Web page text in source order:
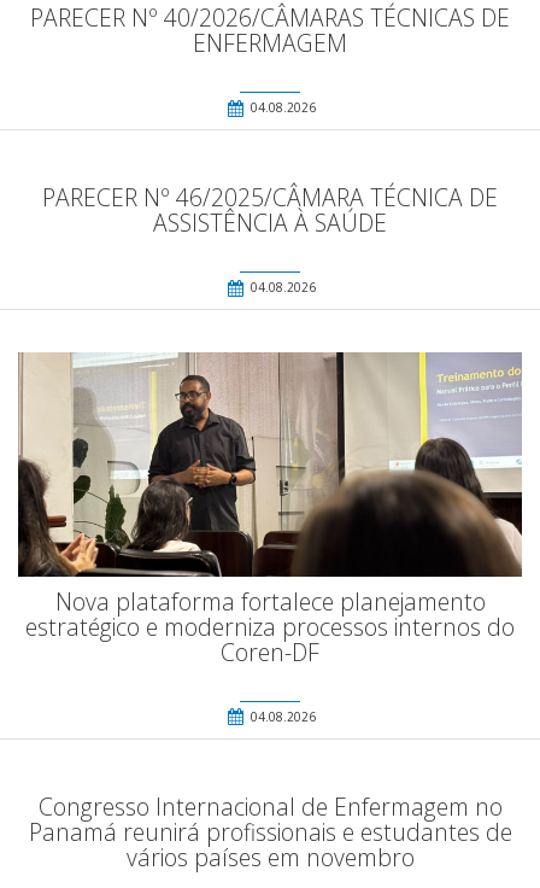
PARECER Nº 40/2026/CÂMARAS TÉCNICAS DE
ENFERMAGEM
04.08.2026
PARECER Nº 46/2025/CÂMARA TÉCNICA DE
ASSISTÊNCIA À SAÚDE
04.08.2026
Nova plataforma fortalece planejamento
estratégico e moderniza processos internos do
Coren-DF
04.08.2026
Congresso Internacional de Enfermagem no
Panamá reunirá profissionais e estudantes de
vários países em novembro